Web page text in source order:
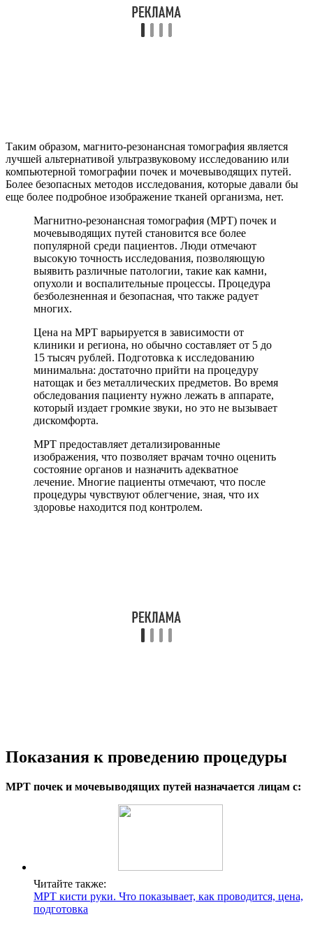
Таким образом, магнито-резонансная томография является
лучшей альтернативой ультразвуковому исследованию или
компьютерной томографии почек и мочевыводящих путей.
Более безопасных методов исследования, которые давали бы
еще более подробное изображение тканей организма, нет.
Магнитно-резонансная томография (МРТ) почек и
мочевыводящих путей становится все более
популярной среди пациентов. Люди отмечают
высокую точность исследования, позволяющую
выявить различные патологии, такие как камни,
опухоли и воспалительные процессы. Процедура
безболезненная и безопасная, что также радует
многих.
Цена на МРТ варьируется в зависимости от
клиники и региона, но обычно составляет от 5 до
15 тысяч рублей. Подготовка к исследованию
минимальна: достаточно прийти на процедуру
натощак и без металлических предметов. Во время
обследования пациенту нужно лежать в аппарате,
который издает громкие звуки, но это не вызывает
дискомфорта.
МРТ предоставляет детализированные
изображения, что позволяет врачам точно оценить
состояние органов и назначить адекватное
лечение. Многие пациенты отмечают, что после
процедуры чувствуют облегчение, зная, что их
здоровье находится под контролем.
Показания к проведению процедуры
МРТ почек и мочевыводящих путей назначается лицам с:
Читайте также:
МРТ кисти руки. Что показывает, как проводится, цена,
подготовка